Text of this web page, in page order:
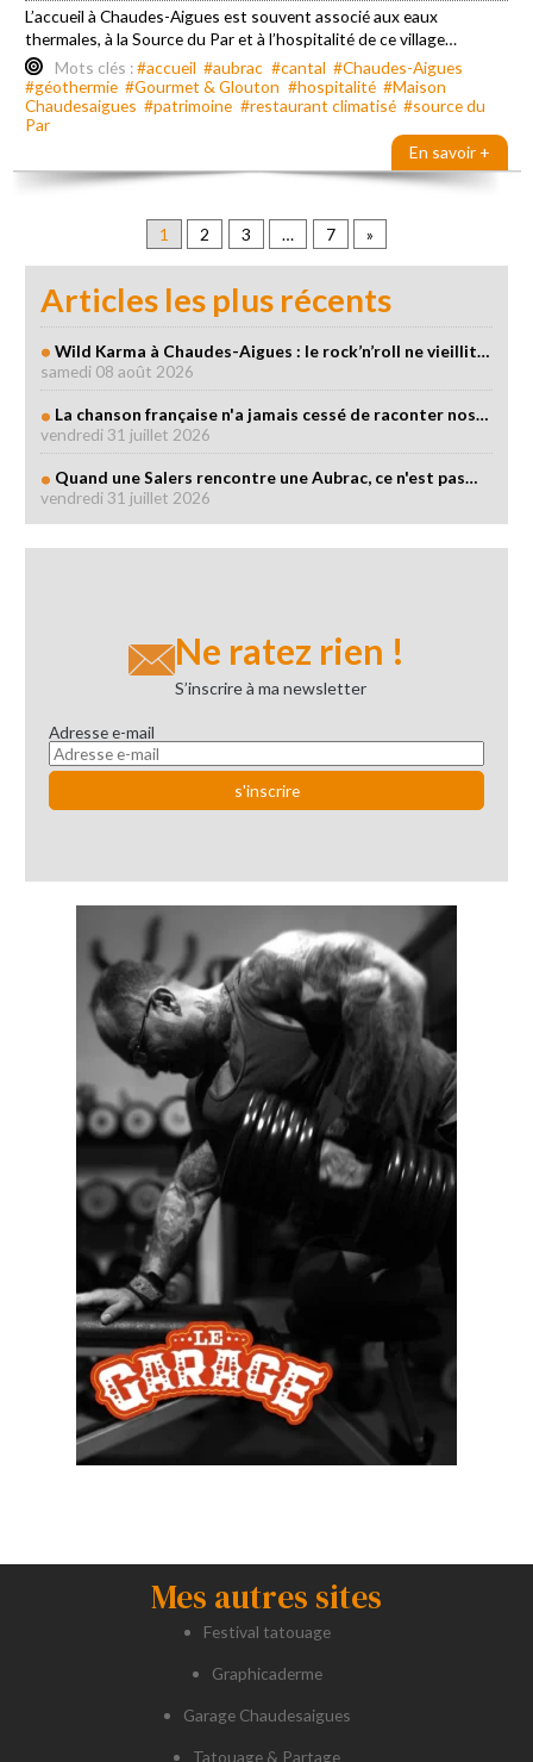
L’accueil à Chaudes-Aigues est souvent associé aux eaux
thermales, à la Source du Par et à l’hospitalité de ce village…
Mots clés :#accueil #aubrac #cantal #Chaudes-Aigues
#géothermie #Gourmet & Glouton #hospitalité #Maison
Chaudesaigues #patrimoine #restaurant climatisé #source du
Par
En savoir +
1 2 3 … 7 »
Articles les plus récents
Wild Karma à Chaudes-Aigues : le rock’n’roll ne vieillit…
samedi 08 août 2026
La chanson française n'a jamais cessé de raconter nos…
vendredi 31 juillet 2026
Quand une Salers rencontre une Aubrac, ce n'est pas…
vendredi 31 juillet 2026
Ne ratez rien !
S’inscrire à ma newsletter
Adresse e-mail
Mes autres sites
Festival tatouage
Graphicaderme
Garage Chaudesaigues
Tatouage & Partage